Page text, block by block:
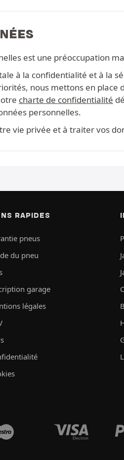
est une préoccupation
à la confidentialité et à la
nous mettons en
charte de confidentialité
personnelles.
vie privée et à traiter vos
RAPIDES
pneus
du pneu
garage
légales